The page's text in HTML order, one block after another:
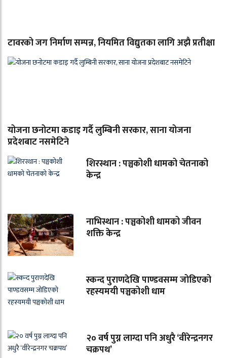
टावरको जग निर्माण सम्पन्न, नियमित विद्युतका लागि अझै प्रतीक्षा
योजना छनोटमा कडाइ गर्दै लुम्बिनी सरकार, साना योजना
प्रदेशबाट नसमेटिने
शिरस्थान : पञ्चकोशी धामको चेतनाको
केन्द्र
नाभिस्थान : पञ्चकोशी धामको जीवन
शक्ति केन्द्र
स्कन्द पुराणदेखि पाण्डवसम्म जोडिएको
रहस्यमयी पञ्चकोशी धाम
२० वर्ष पुग्न लाग्दा पनि अधुरै ‘वीरेन्द्रनगर
चक्रपथ’